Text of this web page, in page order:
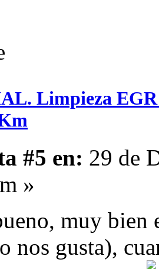
Limpieza
#5 en: 29 de
»
muy bien
nos gusta),